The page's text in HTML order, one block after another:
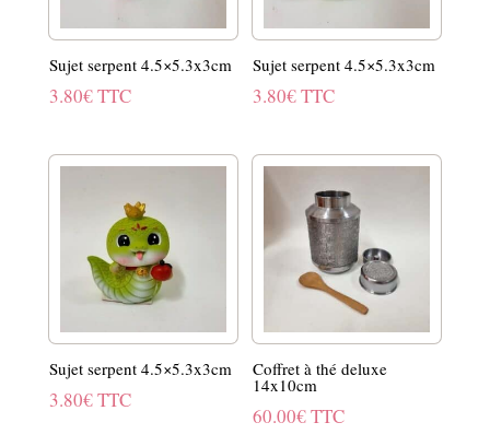
Sujet serpent 4.5×5.3x3cm
3.80€TTC
Sujet serpent 4.5×5.3x3cm
3.80€TTC
Sujet serpent 4.5×5.3x3cm
3.80€TTC
Coffret à thé deluxe
14x10cm
60.00€TTC